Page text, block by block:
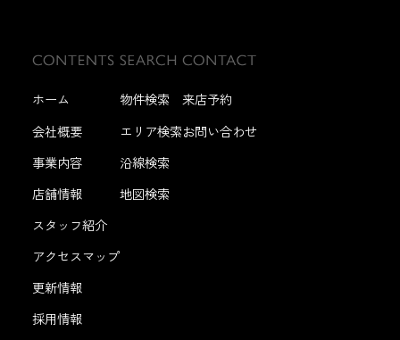
ホーム
会社概要
事業内容
店舗情報
スタッフ紹介
アクセスマップ
更新情報
採用情報
物件検索
エリア検索
沿線検索
地図検索
来店予約
お問い合わせ